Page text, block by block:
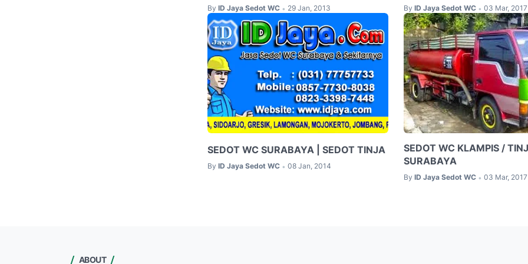
By ID Jaya Sedot WC • 29 Jan, 2013 By ID Jaya Sedot WC • 03 Mar, 2017
SEDOT WC SURABAYA | SEDOT TINJA
By ID Jaya Sedot WC • 08 Jan, 2014
SEDOT WC KLAMPIS /
SURABAYA
By ID Jaya Sedot WC • 03 Mar, 2017
ABOUT